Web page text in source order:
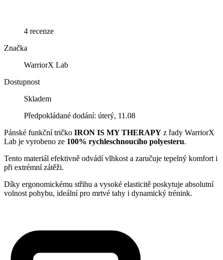
4 recenze
Značka
WarriorX Lab
Dostupnost
Skladem
Předpokládané dodání: úterý, 11.08
Pánské funkční tričko IRON IS MY THERAPY z řady WarriorX
Lab je vyrobeno ze 100% rychleschnoucího polyesteru.
Tento materiál efektivně odvádí vlhkost a zaručuje tepelný komfort i
při extrémní zátěži.
Díky ergonomickému střihu a vysoké elasticitě poskytuje absolutní
volnost pohybu, ideální pro mrtvé tahy i dynamický trénink.